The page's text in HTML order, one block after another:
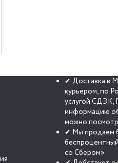
✔ Доставка в
курьером, по
услугой
информацию об
можно
✔ Мы продаем
со Сбером»